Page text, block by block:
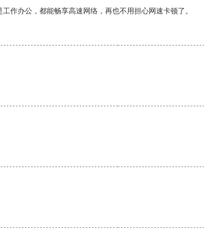
作办公，都能畅享高速网络，再也不用担心网速卡顿了。